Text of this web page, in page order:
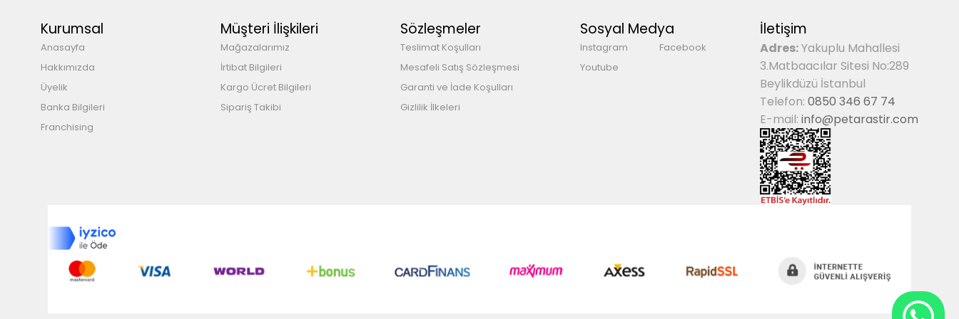
Kurumsal
Anasayfa
Hakkımızda
Üyelik
Banka Bilgileri
Franchising
Müşteri İlişkileri
Mağazalarımız
İrtibat Bilgileri
Kargo Ücret Bilgileri
Sipariş Takibi
Sözleşmeler
Teslimat Koşulları
Mesafeli Satış Sözleşmesi
Garanti ve İade Koşulları
Gizlilik İlkeleri
Sosyal Medya
Instagram
Facebook
Youtube
İletişim
Adres:Yakuplu Mahallesi
3.Matbaacılar Sitesi No:289
Beylikdüzü İstanbul
Telefon: 0850 346 67 74
E-mail: info@petarastir.com